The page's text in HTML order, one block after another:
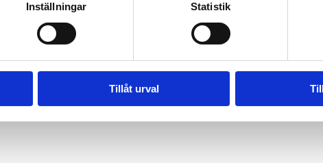
Inställningar Statistik
Tillåt urval